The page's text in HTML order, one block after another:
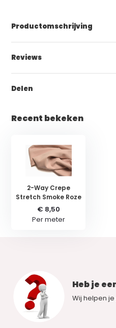
Productomschrijving
Reviews
Delen
Recent bekeken
2-Way Crepe
Stretch Smoke Roze
€ 8,50
Per meter
Heb je
Wij helpen